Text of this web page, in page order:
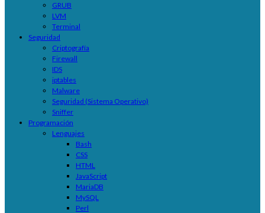
GRUB
LVM
Terminal
Seguridad
Criptografía
Firewall
IDS
iptables
Malware
Seguridad (Sistema Operativo)
Sniffer
Programación
Lenguajes
Bash
CSS
HTML
JavaScript
MariaDB
MySQL
Perl